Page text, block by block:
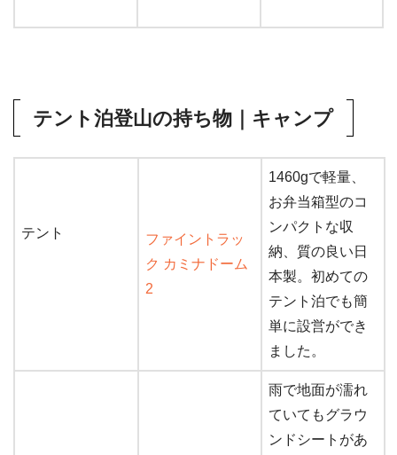
テント泊登山の持ち物｜キャンプ
テント
ファイントラッ
ク カミナドーム
2
1460gで軽量、
お弁当箱型のコ
ンパクトな収
納、質の良い日
本製。初めての
テント泊でも簡
単に設営ができ
ました。
雨で地面が濡れ
ていてもグラウ
ンドシートがあ